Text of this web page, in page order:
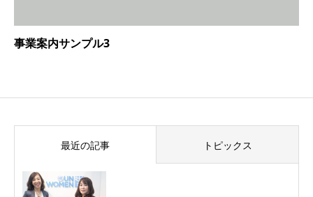
事業案内サンプル3
最近の記事 トピックス